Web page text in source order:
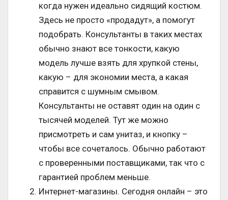
когда нужен идеально сидящий костюм.
Здесь не просто «продадут», а помогут
подобрать. Консультанты в таких местах
обычно знают все тонкости, какую
модель лучше взять для хрупкой стены,
какую – для экономии места, а какая
справится с шумным смывом.
Консультанты не оставят один на один с
тысячей моделей. Тут же можно
присмотреть и сам унитаз, и кнопку –
чтобы все сочеталось. Обычно работают
с проверенными поставщиками, так что с
гарантией проблем меньше.
Интернет-магазины. Сегодня онлайн – это